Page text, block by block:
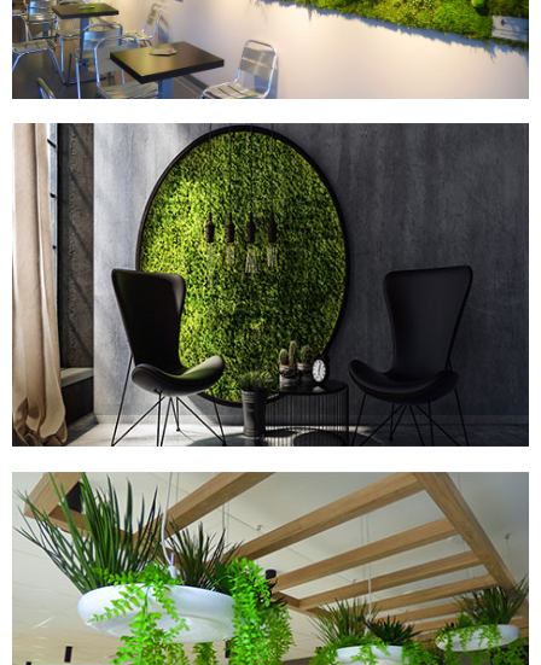
TABLEAUX STABILISÉS
PLANTES ARTIFICIELLES